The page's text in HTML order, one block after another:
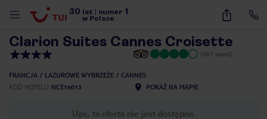
30 lat numer 1
w Polsce
22
Clarion Suites Cannes Croisette
(467 opinii)
FRANCJA LAZUROWE WYBRZEŻE
CANNES
KOD HOTELU NCE16013 POKAŻ NA MAPIE
Ups, ta oferta nie jest dostępna.